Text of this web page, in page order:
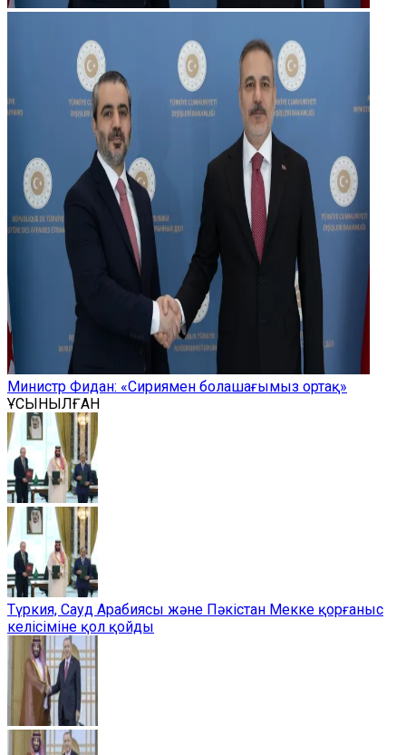
Министр Фидан: «Сириямен болашағымыз ортақ»
ҰСЫНЫЛҒАН
Түркия, Сауд Арабиясы және Пәкістан Мекке қорғаныс
келісіміне қол қойды